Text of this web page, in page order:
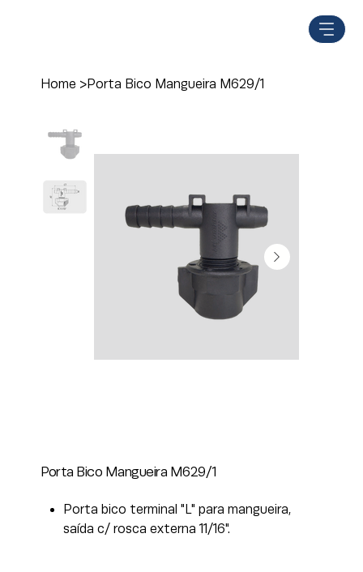
Home >Porta Bico Mangueira M629/1
Porta Bico Mangueira M629/1
Porta bico terminal "L" para mangueira,
saída c/ rosca externa 11/16".